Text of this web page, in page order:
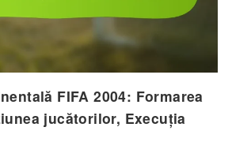
FIFA 2004: Formarea
jucătorilor, Execuția